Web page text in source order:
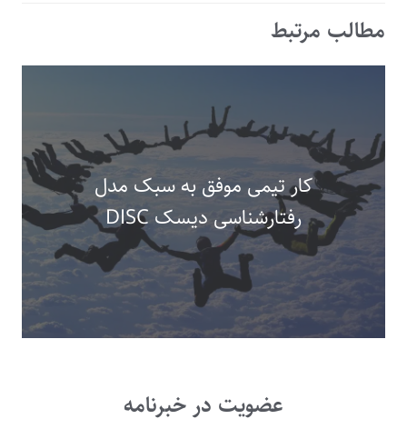
مطالب مرتبط
کار تیمی موفق به سبک مدل
رفتارشناسی دیسک DISC
عضویت در خبرنامه